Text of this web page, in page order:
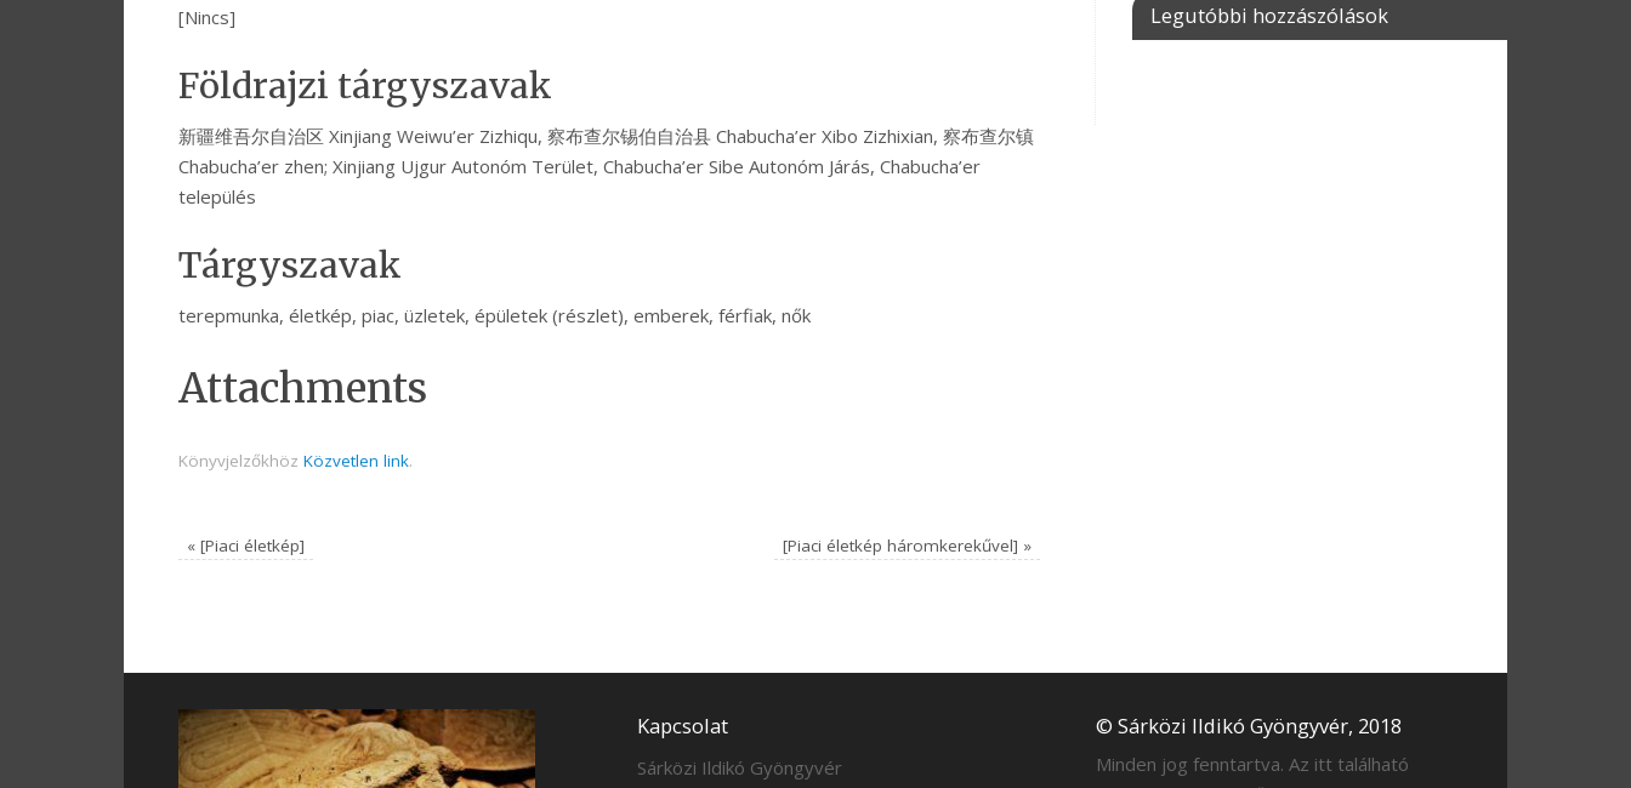
[Nincs]
Földrajzi tárgyszavak
新疆维吾尔自治区 Xinjiang Weiwu’er Zizhiqu, 察布查尔锡伯自治县 Chabucha’er Xibo Zizhixian, 察布查尔镇
Chabucha’er zhen; Xinjiang Ujgur Autonóm Terület, Chabucha’er Sibe Autonóm Járás, Chabucha’er
település
Tárgyszavak
terepmunka, életkép, piac, üzletek, épületek (részlet), emberek, férfiak, nők
Attachments
Könyvjelzőkhöz Közvetlen link.
« [Piaci életkép] [Piaci életkép háromkerekűvel] »
Legutóbbi hozzászólások
Kapcsolat
Sárközi Ildikó Gyöngyvér
© Sárközi Ildikó Gyöngyvér, 2018
Minden jog fenntartva. Az itt található